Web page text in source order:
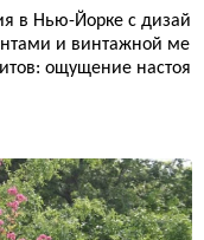
в Нью-Йорке с дизай
и винтажной ме
ощущение настоя